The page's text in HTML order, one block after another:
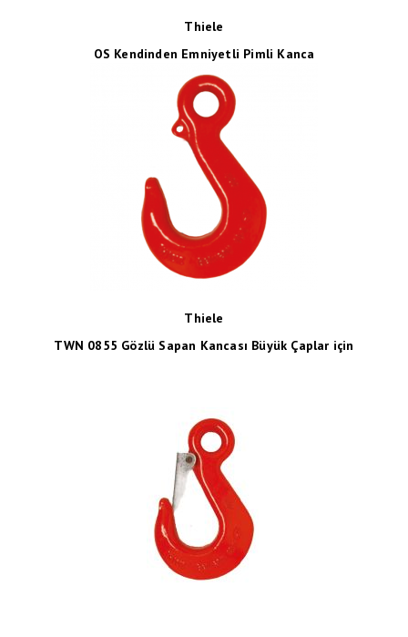
Thiele
OS Kendinden Emniyetli Pimli Kanca
Thiele
TWN 0855 Gözlü Sapan Kancası Büyük Çaplar için